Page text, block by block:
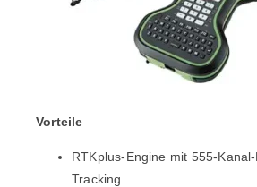
Vorteile
RTKplus-Engine mit 555-
Tracking